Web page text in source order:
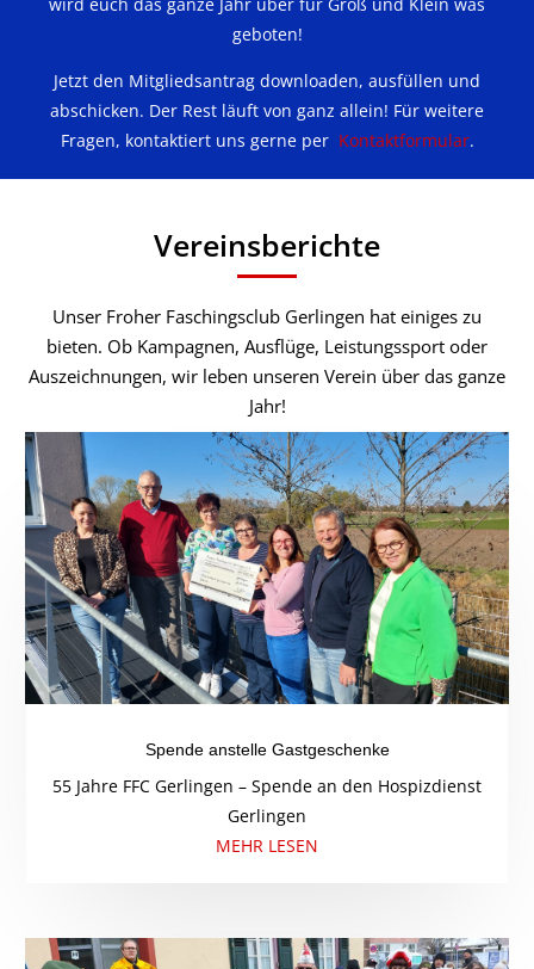
geboten!
Jetzt den Mitgliedsantrag downloaden, ausfüllen und
abschicken. Der Rest läuft von ganz allein! Für weitere
Fragen, kontaktiert uns gerne per Kontaktformular.
Vereinsberichte
Unser Froher Faschingsclub Gerlingen hat einiges zu
bieten. Ob Kampagnen, Ausflüge, Leistungssport oder
Auszeichnungen, wir leben unseren Verein über das ganze
Jahr!
Spende anstelle Gastgeschenke
55 Jahre FFC Gerlingen – Spende an den Hospizdienst
Gerlingen
MEHR LESEN